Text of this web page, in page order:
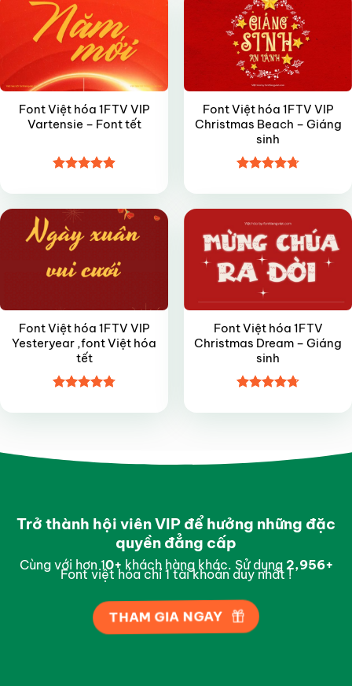
Font Việt hóa 1FTV VIP
Vartensie – Font tết
hạng4.95
sao
Font Việt hóa 1FTV VIP
Christmas Beach – Giáng
sinh
hạng4.75
sao
Font Việt hóa 1FTV VIP
Yesteryear ,font Việt hóa
tết
hạng4.85
Font Việt hóa 1FTV
Christmas Dream – Giáng
sinh
hạng4.75
Trở thành hội viên VIP để hưởng những đặc
quyền đẳng cấp
Cùng với hơn 10+ khách hàng khác. Sử dụng 2,998+
Font việt hóa chỉ 1 tài khoản duy nhất !
THAM GIA NGAY